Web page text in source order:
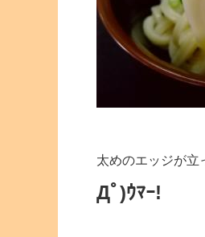
太めのエッジが立
Дﾟ)ｳﾏｰ!